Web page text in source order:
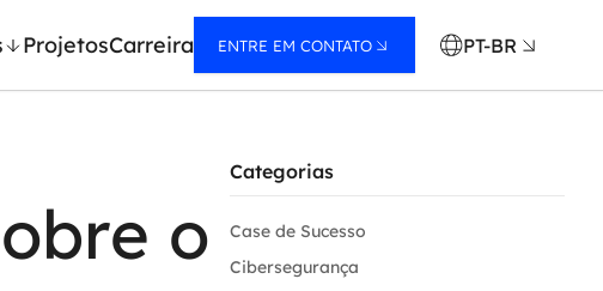
ProjetosCarreira ENTRE EM CONTATO PT-BR
o
Categorias
Case de Sucesso
Cibersegurança